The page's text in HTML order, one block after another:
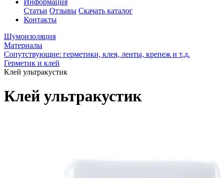
Информация
Статьи Отзывы Скачать каталог
Контакты
Шумоизоляция
Материалы
Сопутствующие: герметики, клея, ленты, крепеж и т.д.
Герметик и клей
Клей ультракустик
Клей ультракустик